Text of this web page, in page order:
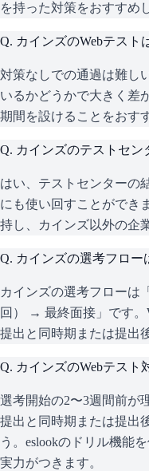
を持った対策をおすすめ
Q. カインズのWebテスト
対策なしでの通過は難し
いるかどうかで大きく差
期間を設けることをおす
Q. カインズのテストセン
はい、テストセンターの
にも使い回すことができ
持し、カインズ以外の企
Q. カインズの選考フロー
カインズの選考フローは
回） → 最終面接」です。
提出と同時期または提出
Q. カインズのWebテスト
選考開始の2〜3週間前が
提出と同時期または提出
う。eslookのドリル機能
実力がつきます。